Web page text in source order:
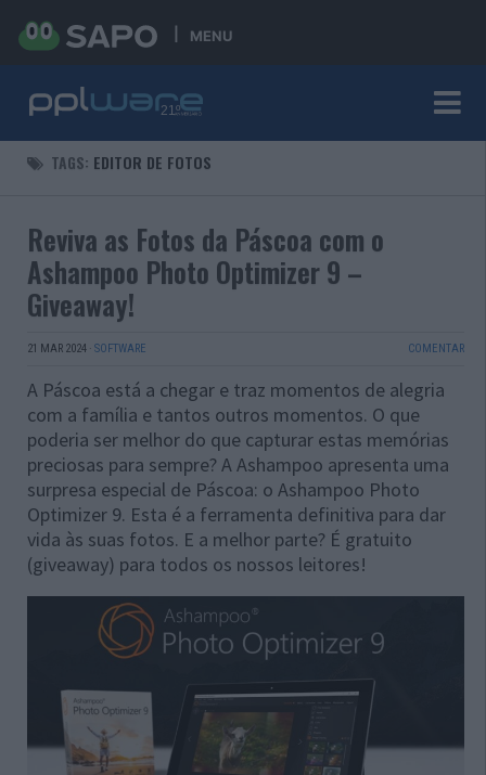
MENU
TAGS: EDITOR DE FOTOS
Reviva as Fotos da Páscoa com o
Ashampoo Photo Optimizer 9 –
Giveaway!
21 MAR 2024 · SOFTWARE COMENTAR
A Páscoa está a chegar e traz momentos de alegria
com a família e tantos outros momentos. O que
poderia ser melhor do que capturar estas memórias
preciosas para sempre? A Ashampoo apresenta uma
surpresa especial de Páscoa: o Ashampoo Photo
Optimizer 9. Esta é a ferramenta definitiva para dar
vida às suas fotos. E a melhor parte? É gratuito
(giveaway) para todos os nossos leitores!